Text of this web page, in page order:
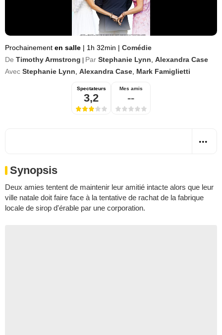
Prochainement en salle | 1h 32min | Comédie
De Timothy Armstrong Par Stephanie Lynn Alexandra Case
Avec Stephanie Lynn Alexandra Case Mark Famiglietti
Spectateurs
3,2
Mes amis
--
Synopsis
Deux amies tentent de maintenir leur amitié intacte alors que leur
ville natale doit faire face à la tentative de rachat de la fabrique
locale de sirop d'érable par une corporation.